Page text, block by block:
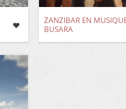
ZANZIBAR EN
BUSARA